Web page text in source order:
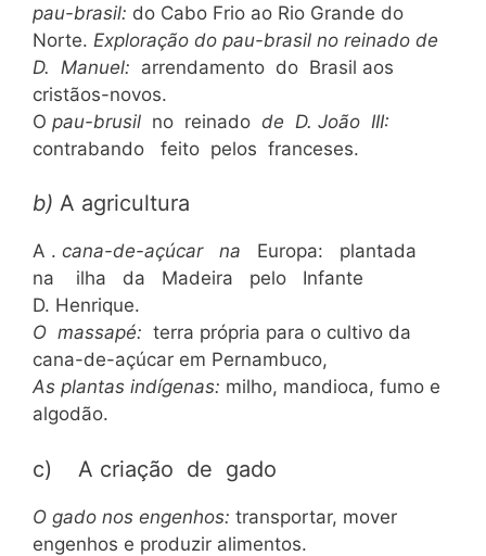
pau-brasil: do Cabo Frio ao Rio Grande do
Norte. Exploração do pau-brasil no reinado de
D. Manuel: arrendamento do Brasil aos
cristãos-novos.
O pau-brusil no reinado de D. João III:
contrabando feito pelos franceses.
b) A agricultura
A . cana-de-açúcar na Europa: plantada
na ilha da Madeira pelo Infante
D. Henrique.
O massapé: terra própria para o cultivo da
cana-de-açúcar em Pernambuco,
As plantas indígenas: milho, mandioca, fumo e
algodão.
c) A criação de gado
O gado nos engenhos: transportar, mover
engenhos e produzir alimentos.